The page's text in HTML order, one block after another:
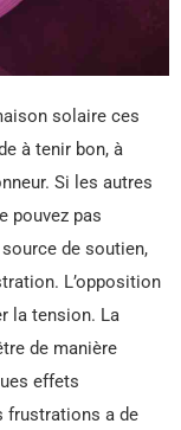
solaire ces
à tenir bon, à
Si les autres
pouvez pas
de soutien,
L’opposition
la tension. La
de manière
effets
frustrations a de